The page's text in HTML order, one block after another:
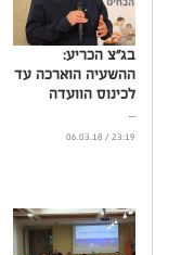
בג"צ הכריע:
ההשעיה הוארכה עד
לכינוס הוועדה
...
23:19 / 06.03.18